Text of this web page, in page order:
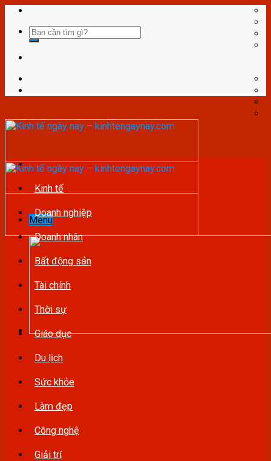
Skip
content
Menu
Kinh tế
Doanh nghiệp
Doanh nhân
Bất động sản
Tài chính
Thời sự
Giáo dục
Du lịch
Sức khỏe
Làm đẹp
Công nghệ
Giải trí